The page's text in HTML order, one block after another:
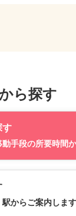
ら探す
す
手段の所要時間
からご案内します